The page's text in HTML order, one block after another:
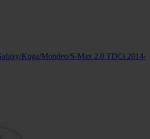
Kuga/Mondeo/S-Max 2.0 TDCi 2014-